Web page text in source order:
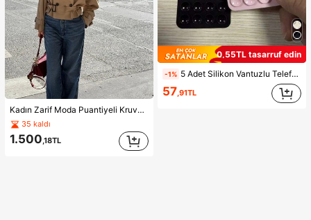
Kadın Zarif Moda Puantiyeli Kruvaze Uzun Kollu Tatil Ceketi
35 kaldı
1.500,18TL
0,55TL tasarruf edin
-1% 5 Adet Silikon Vantuzlu Telefon Kılıf Tutucu, Vantuzlu Telefon Standı, Yapışkanlı Telefon Tutucu, Yapışkanlı Telefon Standı (Kullanmadan önce yüzeyi dikkatlice temizleyin, temiz ve düz olduğundan emin olun. Yapıştırdıktan sonra kullanmak için 30 dakika bekleyin), Olmazsa Olmaz
57,91TL